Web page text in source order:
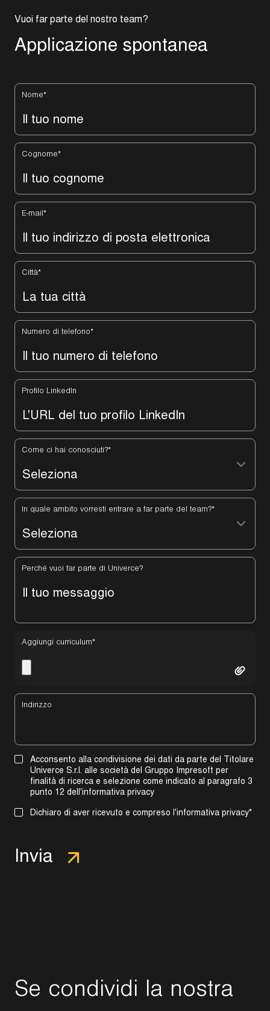
Vuoi far parte de nostro team?
Applicazione spontanea
Nome*
Cognome*
E-mail*
Città*
Numero di telefono*
Profilo LinkedIn
Come ci hai conosciuti?*
In quale ambito vorresti entrare a far parte del team?*
Perché vuoi far parte di Univerce?
Aggiungi curriculum*
Indirizzo
Acconsento alla condivisione dei dati da parte del Titolare
Univerce S.r.l. alle società del Gruppo Impresoft per
finalità di ricerca e selezione come indicato al paragrafo 3
punto 12 dell'informativa privacy
Dichiaro di aver ricevuto e compreso l'informativa privacy*
Se condividi la nostra